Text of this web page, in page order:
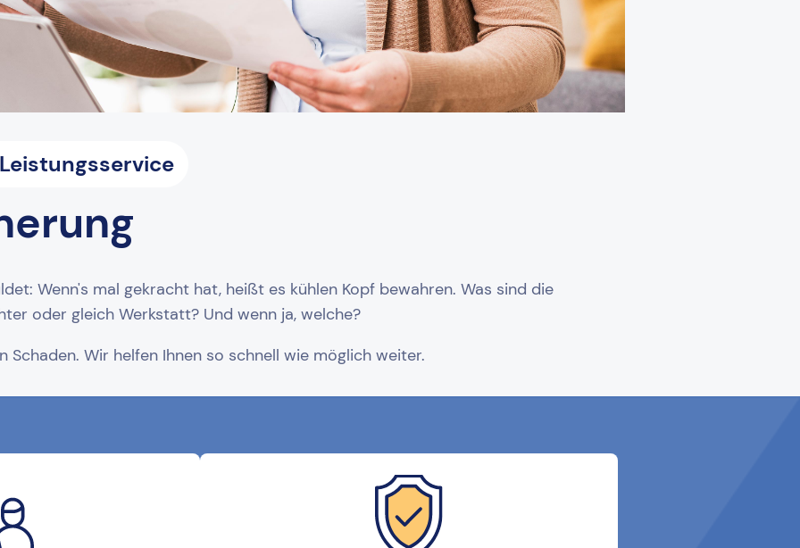
Wenn's mal gekracht hat, heißt es kühlen Kopf bewahren. Was sind die
oder gleich Werkstatt? Und wenn ja, welche?
Schaden. Wir helfen Ihnen so schnell wie möglich weiter.